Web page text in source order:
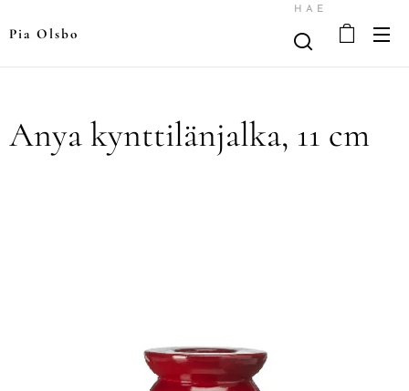
Pia Olsbo
HAE
Anya kynttilänjalka, 11 cm